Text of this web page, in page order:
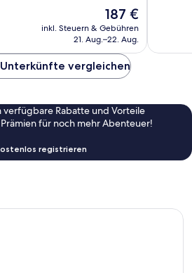
Der
Preis
beträgt
187 €
inkl. Steuern & Gebühren
21. Aug.–22. Aug.
vergleichen
verfügbare Rabatte und Vorteile
für noch mehr Abenteuer!
registrieren